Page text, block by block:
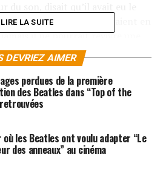
magie que les Beatles créaient en
il ne pourrait revivre une
avec les Analogues, il a
les mêmes sentiments plus de
complet presque partout,
et en Hollande où ils
auZiggo Dome! Nous
cette tournée en France
LIRE LA SUITE
DEVRIEZ AIMER
perdues de la première
des Beatles dans “Top of the
où les Beatles ont voulu adapter “Le
des anneaux” au cinéma